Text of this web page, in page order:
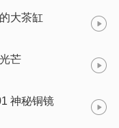
大茶缸
芒
神秘铜镜